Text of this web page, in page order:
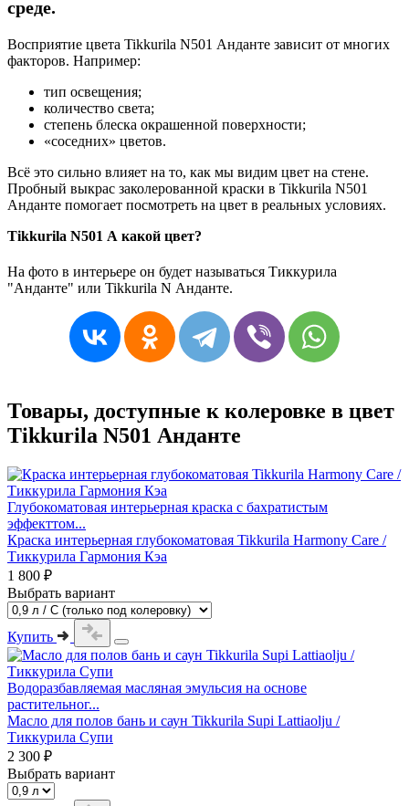
среде.
Восприятие цвета Tikkurila N501 Анданте зависит от многих
факторов. Например:
тип освещения;
количество света;
степень блеска окрашенной поверхности;
«соседних» цветов.
Всё это сильно влияет на то, как мы видим цвет на стене.
Пробный выкрас заколерованной краски в Tikkurila N501
Анданте помогает посмотреть на цвет в реальных условиях.
Tikkurila N501 А какой цвет?
На фото в интерьере он будет называться Тиккурила
"Анданте" или Tikkurila N Анданте.
Товары, доступные к колеровке в цвет
Tikkurila N501 Анданте
Глубокоматовая интерьерная краска с бахратистым
эффекттом...
Краска интерьерная глубокоматовая Tikkurila Harmony Care /
Тиккурила Гармония Кэа
1 800 ₽
Выбрать вариант
Купить
Водоразбавляемая масляная эмульсия на основе
растительног...
Масло для полов бань и саун Tikkurila Supi Lattiaolju /
Тиккурила Супи
2 300 ₽
Выбрать вариант